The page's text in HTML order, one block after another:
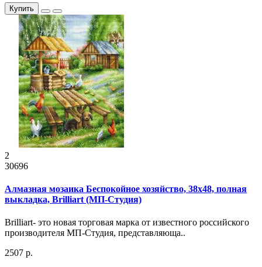
Купить
2
30696
Алмазная мозаика Беспокойное хозяйство, 38x48, полная
выкладка, Brilliart (МП-Студия)
Brilliart- это новая торговая марка от известного российского
производителя МП-Студия, представляюща..
2507 р.